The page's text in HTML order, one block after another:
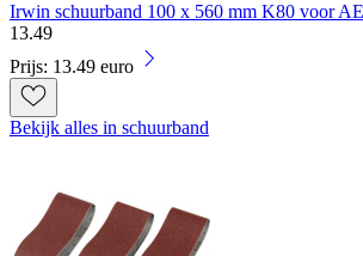
Irwin schuurband 100 x 560 mm K80 voor
13.49
Prijs: 13.49 euro
Bekijk alles in schuurband